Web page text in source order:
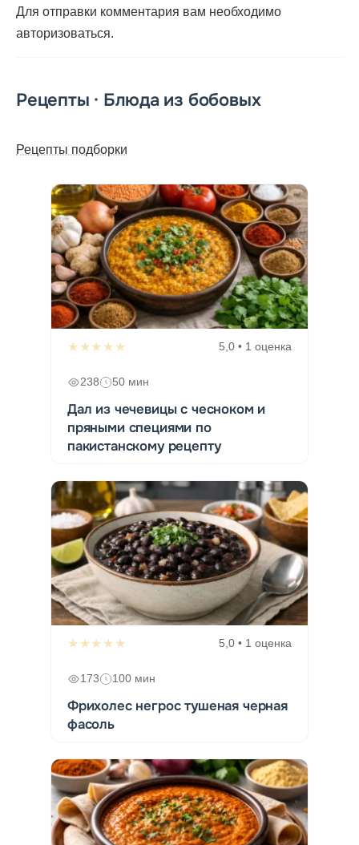
Для отправки комментария вам необходимо
авторизоваться.
Рецепты · Блюда из бобовых
Рецепты подборки
★★★★★ 5,0 • 1 оценка
238 50 мин
Дал из чечевицы с чесноком и
пряными специями по
пакистанскому рецепту
★★★★★ 5,0 • 1 оценка
173 100 мин
Фрихолес негрос тушеная черная
фасоль